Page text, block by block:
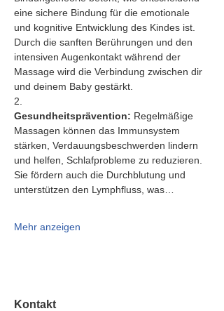
eine sichere Bindung für die emotionale
und kognitive Entwicklung des Kindes ist.
Durch die sanften Berührungen und den
intensiven Augenkontakt während der
Massage wird die Verbindung zwischen dir
und deinem Baby gestärkt.
2.
Gesundheitsprävention: Regelmäßige
Massagen können das Immunsystem
stärken, Verdauungsbeschwerden lindern
und helfen, Schlafprobleme zu reduzieren.
Sie fördern auch die Durchblutung und
unterstützen den Lymphfluss, was…
Mehr anzeigen
Kontakt